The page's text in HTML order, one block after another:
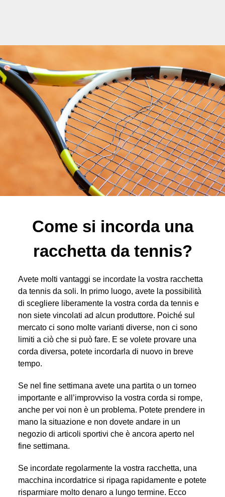
Come si incorda una
racchetta da tennis?
Avete molti vantaggi se incordate la vostra racchetta
da tennis da soli. In primo luogo, avete la possibilità
di scegliere liberamente la vostra corda da tennis e
non siete vincolati ad alcun produttore. Poiché sul
mercato ci sono molte varianti diverse, non ci sono
limiti a ciò che si può fare. E se volete provare una
corda diversa, potete incordarla di nuovo in breve
tempo.
Se nel fine settimana avete una partita o un torneo
importante e all’improvviso la vostra corda si rompe,
anche per voi non è un problema. Potete prendere in
mano la situazione e non dovete andare in un
negozio di articoli sportivi che è ancora aperto nel
fine settimana.
Se incordate regolarmente la vostra racchetta, una
macchina incordatrice si ripaga rapidamente e potete
risparmiare molto denaro a lungo termine. Ecco